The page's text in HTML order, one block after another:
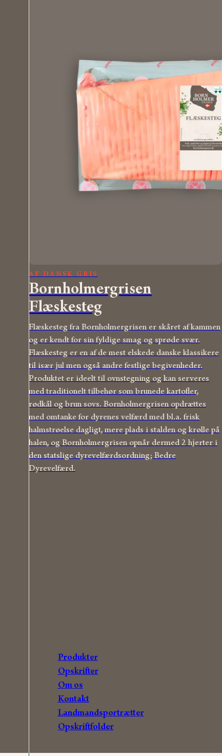
AF DANSK GRIS
Bornholmergrisen
Flæskesteg
Flæskesteg fra Bornholmergrisen er skåret af kammen
og er kendt for sin fyldige smag og sprøde svær.
Flæskesteg er en af de mest elskede danske klassikere
til især jul men også andre festlige begivenheder.
Produktet er ideelt til ovnstegning og kan serveres
med traditionelt tilbehør som brunede kartofler,
rødkål og brun sovs. Bornholmergrisen opdrættes
med omtanke for dyrenes velfærd med bl.a. frisk
halmstrøelse dagligt, mere plads i stalden og krølle på
halen, og Bornholmergrisen opnår dermed 2 hjerter i
den statslige dyrevelfærdsordning; Bedre
Dyrevelfærd.
Produkter
Opskrifter
Om os
Kontakt
Landmandsportrætter
Opskriftfolder